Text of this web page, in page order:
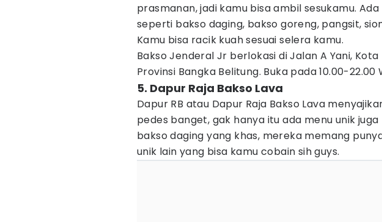
prasmanan, jadi kamu bisa ambil sesukamu.
seperti bakso daging, bakso goreng, pangsit,
Kamu bisa racik kuah sesuai selera kamu.
Bakso Jenderal Jr berlokasi di Jalan A Yani,
Provinsi Bangka Belitung. Buka pada 10.00-22.00
5. Dapur Raja Bakso Lava
Dapur RB atau Dapur Raja Bakso Lava
pedes banget, gak hanya itu ada menu unik juga
bakso daging yang khas, mereka memang
unik lain yang bisa kamu cobain sih guys.